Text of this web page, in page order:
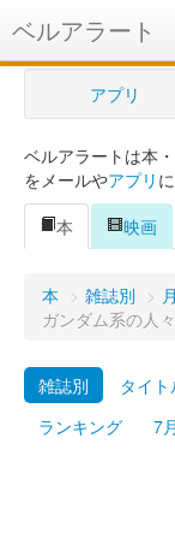
ベルアラート
ベルアラートとは
ヘルプ
新規登録
ログイン
購入管理
Myシェルフ
プレミアム
アプリ
ベルアラートは本
をメールやアプリ
本
映画
本 > 雑誌別 >
ガンダム系の人
雑誌別 タイト
ランキング
7